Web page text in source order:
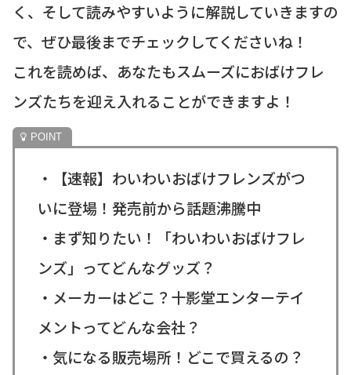
く、そして読みやすいように解説していきますの
で、ぜひ最後までチェックしてくださいね！
これを読めば、あなたもスムーズにおばけフレ
ンズたちを迎え入れることができますよ！
・【速報】わいわいおばけフレンズがつ
いに登場！発売前から話題沸騰中
・まず知りたい！「わいわいおばけフレ
ンズ」ってどんなグッズ？
・メーカーはどこ？十影堂エンターテイ
メントってどんな会社？
・気になる販売場所！どこで買えるの？